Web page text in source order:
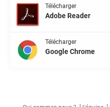
Télécharger
Adobe Reader
Télécharger
Google Chrome